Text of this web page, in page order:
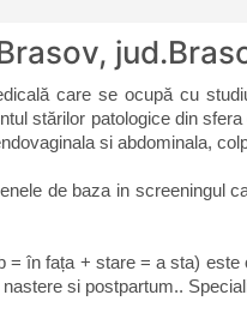
care se ocupă cu
stărilor patologice din
si abdominala,
de baza in screeningul
în fața + stare = a sta)
si postpartum..